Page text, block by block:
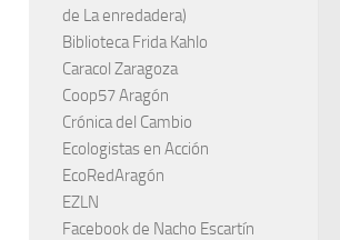
de La enredadera)
Biblioteca Frida Kahlo
Caracol Zaragoza
Coop57 Aragón
Crónica del Cambio
Ecologistas en Acción
EcoRedAragón
EZLN
Facebook de Nacho Escartín